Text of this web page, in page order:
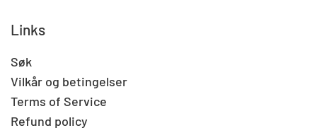
Links
Søk
Vilkår og betingelser
Terms of Service
Refund policy